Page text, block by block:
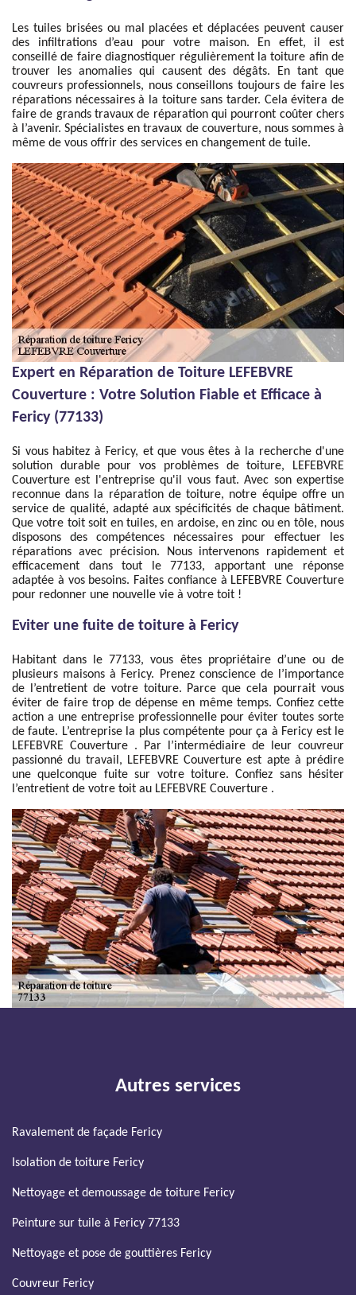
Les tuiles brisées ou mal placées et déplacées peuvent causer
des infiltrations d’eau pour votre maison. En effet, il est
conseillé de faire diagnostiquer régulièrement la toiture afin de
trouver les anomalies qui causent des dégâts. En tant que
couvreurs professionnels, nous conseillons toujours de faire les
réparations nécessaires à la toiture sans tarder. Cela évitera de
faire de grands travaux de réparation qui pourront coûter chers
à l’avenir. Spécialistes en travaux de couverture, nous sommes à
même de vous offrir des services en changement de tuile.
Expert en Réparation de Toiture LEFEBVRE
Couverture : Votre Solution Fiable et Efficace à
Fericy (77133)
Si vous habitez à Fericy, et que vous êtes à la recherche d'une
solution durable pour vos problèmes de toiture, LEFEBVRE
Couverture est l'entreprise qu'il vous faut. Avec son expertise
reconnue dans la réparation de toiture, notre équipe offre un
service de qualité, adapté aux spécificités de chaque bâtiment.
Que votre toit soit en tuiles, en ardoise, en zinc ou en tôle, nous
disposons des compétences nécessaires pour effectuer les
réparations avec précision. Nous intervenons rapidement et
efficacement dans tout le 77133, apportant une réponse
adaptée à vos besoins. Faites confiance à LEFEBVRE Couverture
pour redonner une nouvelle vie à votre toit !
Eviter une fuite de toiture à Fericy
Habitant dans le 77133, vous êtes propriétaire d’une ou de
plusieurs maisons à Fericy. Prenez conscience de l’importance
de l’entretient de votre toiture. Parce que cela pourrait vous
éviter de faire trop de dépense en même temps. Confiez cette
action a une entreprise professionnelle pour éviter toutes sorte
de faute. L’entreprise la plus compétente pour ça à Fericy est le
LEFEBVRE Couverture . Par l’intermédiaire de leur couvreur
passionné du travail, LEFEBVRE Couverture est apte à prédire
une quelconque fuite sur votre toiture. Confiez sans hésiter
l’entretient de votre toit au LEFEBVRE Couverture .
Autres services
Ravalement de façade Fericy
Isolation de toiture Fericy
Nettoyage et demoussage de toiture Fericy
Peinture sur tuile à Fericy 77133
Nettoyage et pose de gouttières Fericy
Couvreur Fericy